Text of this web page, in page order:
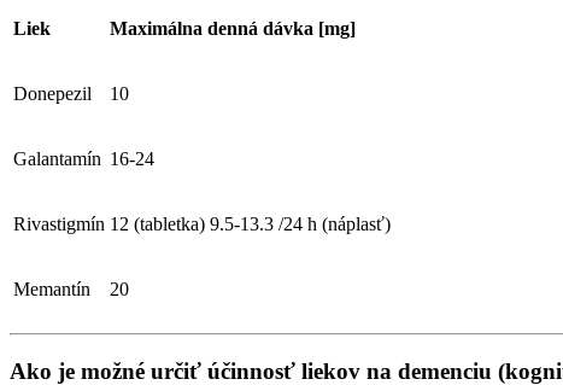
Liek Maximálna denná dávka [mg]
Donepezil 10
Galantamín 16-24
Rivastigmín 12 (tabletka) 9.5-13.3 /24 h (náplasť)
Memantín 20
Ako je možné určiť účinnosť liekov na demenciu